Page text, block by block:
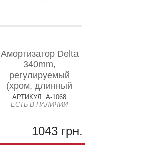
Амортизатор Delta
340mm,
регулируемый
(хром, длинный
стакан) AMG
АРТИКУЛ: A-1068
ЕСТЬ В НАЛИЧИИ
1043 грн.